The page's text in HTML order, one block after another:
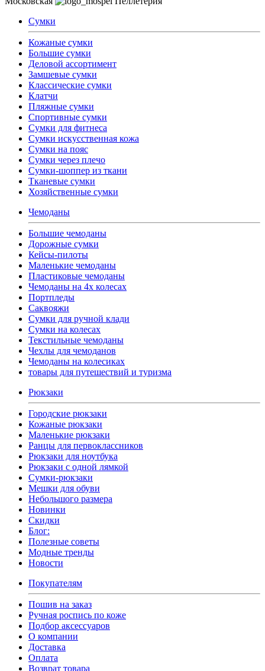
Сумки
Кожаные сумки
Большие сумки
Деловой ассортимент
Замшевые сумки
Классические сумки
Клатчи
Пляжные сумки
Спортивные сумки
Сумки для фитнеса
Сумки искусственная кожа
Сумки на пояс
Сумки через плечо
Сумки-шоппер из ткани
Тканевые сумки
Хозяйственные сумки
Чемоданы
Большие чемоданы
Дорожные сумки
Кейсы-пилоты
Маленькие чемоданы
Пластиковые чемоданы
Чемоданы на 4х колесах
Портпледы
Саквояжи
Сумки для ручной клади
Сумки на колесах
Текстильные чемоданы
Чехлы для чемоданов
Чемоданы на колесиках
товары для путешествий и туризма
Рюкзаки
Городские рюкзаки
Кожаные рюкзаки
Маленькие рюкзаки
Ранцы для первоклассников
Рюкзаки для ноутбука
Рюкзаки с одной лямкой
Сумки-рюкзаки
Мешки для обуви
Небольшого размера
Новинки
Скидки
Блог:
Полезные советы
Модные тренды
Новости
Покупателям
Пошив на заказ
Ручная роспись по коже
Подбор аксессуаров
О компании
Доставка
Оплата
Возврат товара